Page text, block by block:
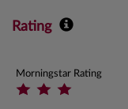
Rating
Morningstar Rating